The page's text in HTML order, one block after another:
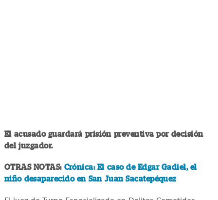
El acusado guardará prisión preventiva por decisión
del juzgador.
OTRAS NOTAS: Crónica: El caso de Edgar Gadiel, el
niño desaparecido en San Juan Sacatepéquez